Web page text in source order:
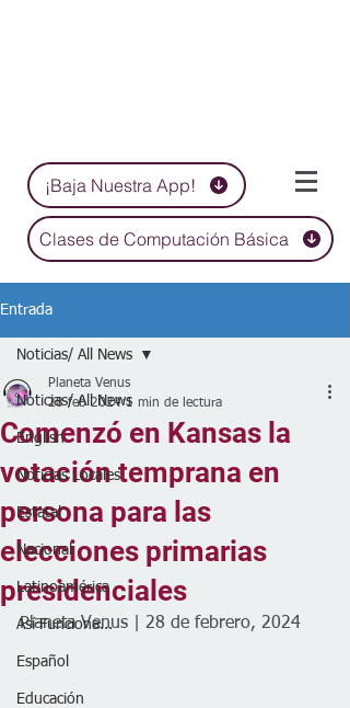
¡Baja Nuestra App!
Clases de Computación Básica
Entrada
Noticias/ All News
English
Noticias Locales
Estatal
Nacional
Latinoamérica
Así Funciona...
Español
Educación
Noticias/ All News
Comenzó en Kansas la
votación temprana en
persona para las
elecciones primarias
presidenciales
Planeta Venus
28 feb 2024 1 min de lectura
Planeta Venus | 28 de febrero, 2024